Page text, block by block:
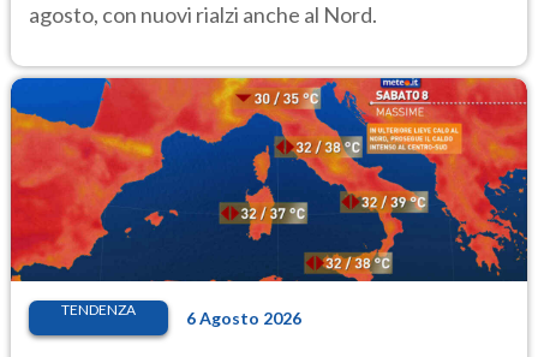
agosto, con nuovi rialzi anche al Nord.
TENDENZA 6 Agosto 2026